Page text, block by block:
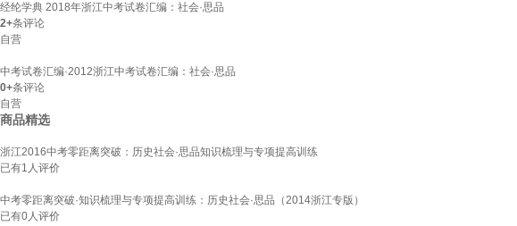
经纶学典 2018年浙江中考试卷汇编：社会·思品
2+条评论
自营
中考试卷汇编·2012浙江中考试卷汇编：社会·思品
0+条评论
自营
商品精选
浙江2016中考零距离突破：历史社会·思品知识梳理与专项提高训练
已有1 人评价
中考零距离突破·知识梳理与专项提高训练：历史社会·思品（2014浙江专版）
已有0人评价